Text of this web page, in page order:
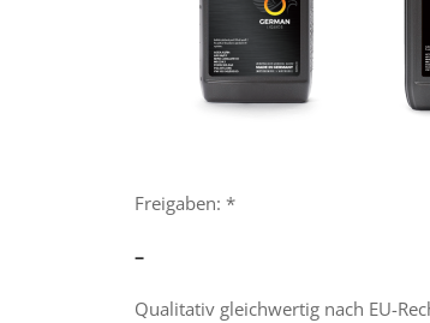
Freigaben: *
–
Qualitativ gleichwertig nach EU-